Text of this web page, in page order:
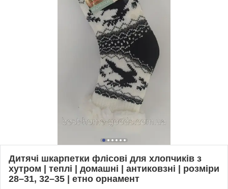
Дитячі шкарпетки флісові для хлопчиків з
хутром | теплі | домашні | антиковзні | розміри
28–31, 32–35 | етно орнамент